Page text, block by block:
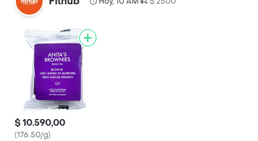
$ 10.590,00
(176.50/g)